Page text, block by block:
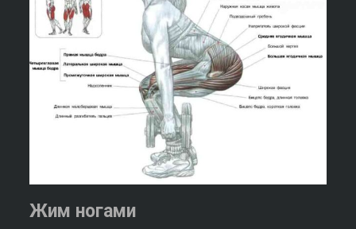
Жим ногами